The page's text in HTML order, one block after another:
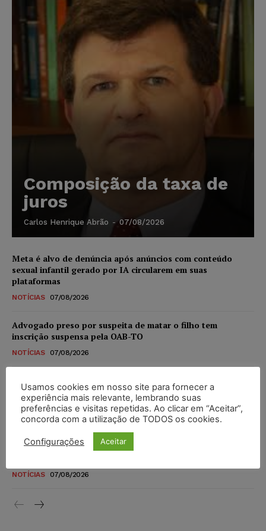
Composição da taxa de
juros
Carlos Henrique Abrão - 07/08/2026
Meta é alvo de denúncia após anúncios com conteúdo
sexual infantil gerado por IA circularem em suas
plataformas
NOTÍCIAS 07/08/2026
Advogado preso por suspeita de matar o filho tem
inscrição suspensa pela OAB-TO
NOTÍCIAS 07/08/2026
novos para pessoas com deficiência e autistas de todos os
níveis
DIREITO TRIBUTÁRIO 07/08/2026
Justiça do Trabalho mantém justa causa de empregado que
NOTÍCIAS 07/08/2026
Usamos cookies em nosso site para fornecer a
experiência mais relevante, lembrando suas
preferências e visitas repetidas. Ao clicar em “Aceitar”,
concorda com a utilização de TODOS os cookies.
Configurações Aceitar